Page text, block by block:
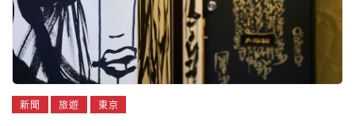
新聞 旅遊 東京